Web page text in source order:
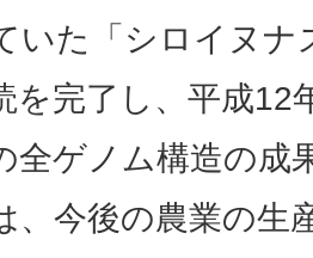
いた「シロイヌナ
を完了し、平成12
全ゲノム構造の成
、今後の農業の生